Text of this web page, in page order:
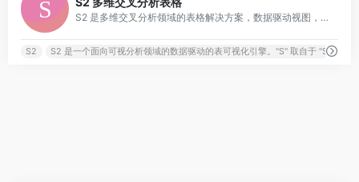
S2 是多维交叉分析领域的表格解决方案，数据驱动视图，提供底层核心库、基础组件库、业务场景库，具备自由扩展的能力，让开发者既能开箱即用，也能基于自身场景自由发挥。
S2 S2 是一个面向可视分析领域的数据驱动的表可视化引擎。"S" 取自于